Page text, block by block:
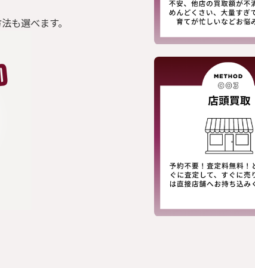
も選べます。